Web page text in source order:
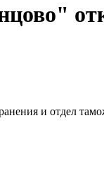
и отдел